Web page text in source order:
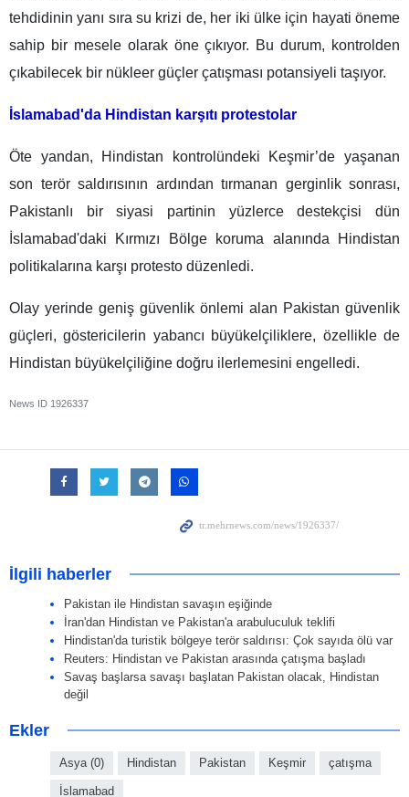
tehdidinin yanı sıra su krizi de, her iki ülke için hayati öneme
sahip bir mesele olarak öne çıkıyor. Bu durum, kontrolden
çıkabilecek bir nükleer güçler çatışması potansiyeli taşıyor.
İslamabad'da Hindistan karşıtı protestolar
Öte yandan, Hindistan kontrolündeki Keşmir’de yaşanan
son terör saldırısının ardından tırmanan gerginlik sonrası,
Pakistanlı bir siyasi partinin yüzlerce destekçisi dün
İslamabad'daki Kırmızı Bölge koruma alanında Hindistan
politikalarına karşı protesto düzenledi.
Olay yerinde geniş güvenlik önlemi alan Pakistan güvenlik
güçleri, göstericilerin yabancı büyükelçiliklere, özellikle de
Hindistan büyükelçiliğine doğru ilerlemesini engelledi.
News ID 1926337
İlgili haberler
Pakistan ile Hindistan savaşın eşiğinde
İran'dan Hindistan ve Pakistan'a arabuluculuk teklifi
Hindistan'da turistik bölgeye terör saldırısı: Çok sayıda ölü var
Reuters: Hindistan ve Pakistan arasında çatışma başladı
Savaş başlarsa savaşı başlatan Pakistan olacak, Hindistan
değil
Ekler
Asya (0) Hindistan Pakistan Keşmir çatışma
İslamabad